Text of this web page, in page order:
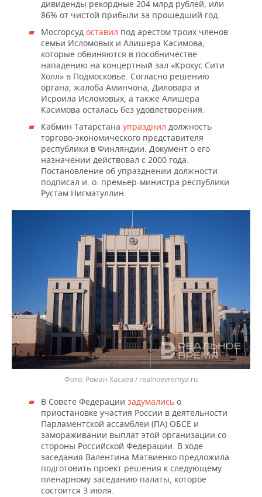
дивиденды рекордные 204 млрд рублей, или
86% от чистой прибыли за прошедший год.
Мосгорсуд оставил под арестом троих членов
семьи Исломовых и Алишера Касимова,
которые обвиняются в пособничестве
нападению на концертный зал «Крокус Сити
Холл» в Подмосковье. Согласно решению
органа, жалоба Аминчона, Диловара и
Исроила Исломовых, а также Алишера
Касимова осталась без удовлетворения.
Кабмин Татарстана упразднил должность
торгово-экономического представителя
республики в Финляндии. Документ о его
назначении действовал с 2000 года.
Постановление об упразднении должности
подписал и. о. премьер-министра республики
Рустам Нигматуллин.
Роман Хасаев / realnoevremya.ru
В Совете Федерации задумались о
приостановке участия России в деятельности
Парламентской ассамблеи (ПА) ОБСЕ и
замораживании выплат этой организации со
стороны Российской Федерации. В ходе
заседания Валентина Матвиенко предложила
подготовить проект решения к следующему
пленарному заседанию палаты, которое
состоится 3 июля.